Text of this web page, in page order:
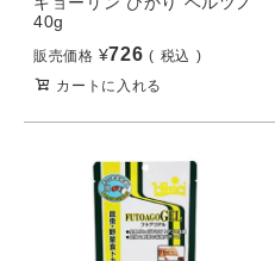
40g
販売価格 ¥726
税込
カートに入れる